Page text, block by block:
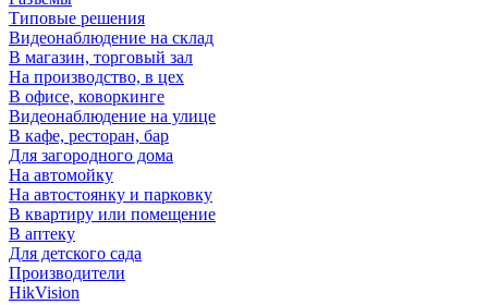
Типовые решения
Видеонаблюдение на склад
В магазин, торговый зал
На производство, в цех
В офисе, коворкинге
Видеонаблюдение на улице
В кафе, ресторан, бар
Для загородного дома
На автомойку
На автостоянку и парковку
В квартиру или помещение
В аптеку
Для детского сада
Производители
HikVision